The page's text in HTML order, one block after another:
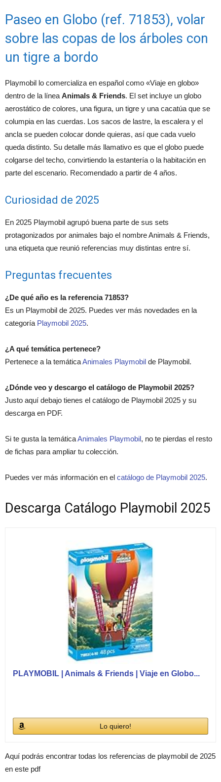
Paseo en Globo (ref. 71853), volar
sobre las copas de los árboles con
un tigre a bordo
Playmobil lo comercializa en español como «Viaje en globo»
dentro de la línea Animals & Friends. El set incluye un globo
aerostático de colores, una figura, un tigre y una cacatúa que se
columpia en las cuerdas. Los sacos de lastre, la escalera y el
ancla se pueden colocar donde quieras, así que cada vuelo
queda distinto. Su detalle más llamativo es que el globo puede
colgarse del techo, convirtiendo la estantería o la habitación en
parte del escenario. Recomendado a partir de 4 años.
Curiosidad de 2025
En 2025 Playmobil agrupó buena parte de sus sets
protagonizados por animales bajo el nombre Animals & Friends,
una etiqueta que reunió referencias muy distintas entre sí.
Preguntas frecuentes
¿De qué año es la referencia 71853?
Es un Playmobil de 2025. Puedes ver más novedades en la
categoría Playmobil 2025.
¿A qué temática pertenece?
Pertenece a la temáticaAnimales Playmobil de Playmobil.
¿Dónde veo y descargo el catálogo de Playmobil 2025?
Justo aquí debajo tienes el catálogo de Playmobil 2025 y su
descarga en PDF.
Si te gusta la temáticaAnimales Playmobil, no te pierdas el resto
de fichas para ampliar tu colección.
Puedes ver más información en el catálogo de Playmobil 2025.
Descarga Catálogo Playmobil 2025
PLAYMOBIL | Animals & Friends | Viaje en Globo...
Lo quiero!
Aquí podrás encontrar todas los referencias de playmobil de 2025
en este pdf